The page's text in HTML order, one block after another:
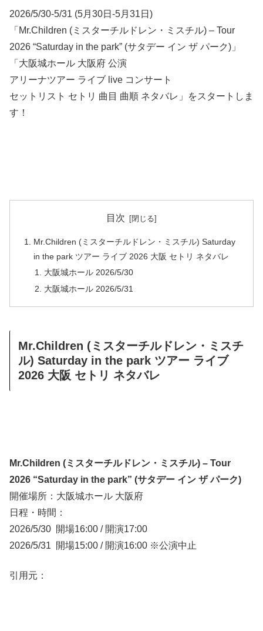
2026/5/30-5/31 (5月30日-5月31日)
「Mr.Children (ミスターチルドレン・ミスチル) – Tour
2026 “Saturday in the park” (サタデー イン ザ パーク)」
「大阪城ホール 大阪府 公演
アリーナツアー ライブ live コンサート
セットリスト セトリ 曲目 曲順 ネタバレ」をスタートしま
す！
目次
Mr.Children (ミスターチルドレン・ミスチル) Saturday
in the park ツアー ライブ 2026 大阪 セトリ ネタバレ
大阪城ホール 2026/5/30
大阪城ホール 2026/5/31
Mr.Children (ミスターチルドレン・ミスチ
ル) Saturday in the park ツアー ライブ
2026 大阪 セトリ ネタバレ
Mr.Children (ミスターチルドレン・ミスチル) – Tour
2026 “Saturday in the park” (サタデー イン ザ パーク)
開催場所：大阪城ホール 大阪府
日程・時間：
2026/5/30 開場16:00 / 開演17:00
2026/5/31 開場15:00 / 開演16:00 ※公演中止
引用元：